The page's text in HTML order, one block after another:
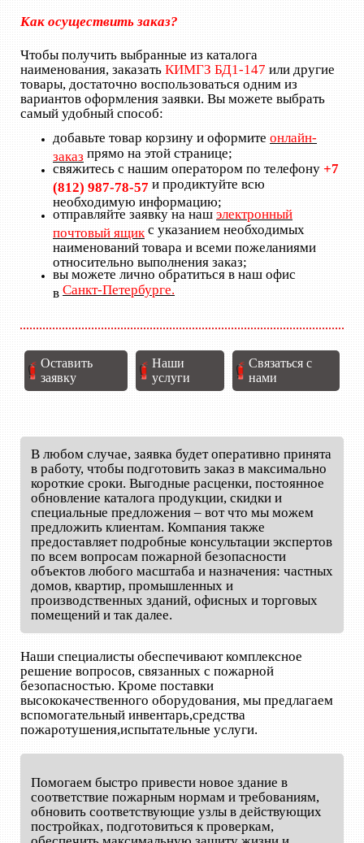
Как осуществить заказ?
Чтобы получить выбранные из каталога
наименования, заказать КИМГЗ БД1-147 или другие
товары, достаточно воспользоваться одним из
вариантов оформления заявки. Вы можете выбрать
самый удобный способ:
добавьте товар корзину и оформите онлайн-
заказ прямо на этой странице;
свяжитесь с нашим оператором по телефону +7
(812) 987-78-57 и продиктуйте всю
необходимую информацию;
отправляйте заявку на наш электронный
почтовый ящик с указанием необходимых
наименований товара и всеми пожеланиями
относительно выполнения заказ;
вы можете лично обратиться в наш офис
в Санкт-Петербурге.
Оставить
заявку
Наши
услуги
Связаться с
нами
В любом случае, заявка будет оперативно принята
в работу, чтобы подготовить заказ в максимально
короткие сроки. Выгодные расценки, постоянное
обновление каталога продукции, скидки и
специальные предложения – вот что мы можем
предложить клиентам. Компания также
предоставляет подробные консультации экспертов
по всем вопросам пожарной безопасности
объектов любого масштаба и назначения: частных
домов, квартир, промышленных и
производственных зданий, офисных и торговых
помещений и так далее.
Наши специалисты обеспечивают комплексное
решение вопросов, связанных с пожарной
безопасностью. Кроме поставки
высококачественного оборудования, мы предлагаем
вспомогательный инвентарь,средства
пожаротушения,испытательные услуги.
Помогаем быстро привести новое здание в
соответствие пожарным нормам и требованиям,
обновить соответствующие узлы в действующих
постройках, подготовиться к проверкам,